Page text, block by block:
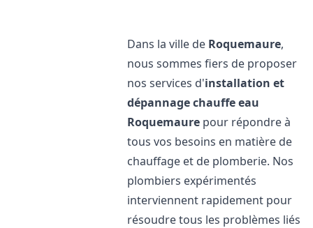
Dans la ville de Roquemaure,
nous sommes fiers de proposer
nos services d'installation et
dépannage chauffe eau
Roquemaure pour répondre à
tous vos besoins en matière de
chauffage et de plomberie. Nos
plombiers expérimentés
interviennent rapidement pour
résoudre tous les problèmes liés